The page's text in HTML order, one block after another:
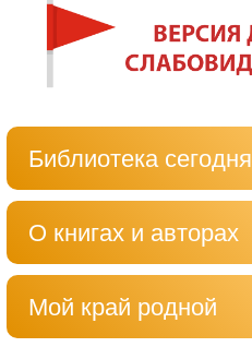
Библиотека сегодня
О книгах и авторах
Мой край родной